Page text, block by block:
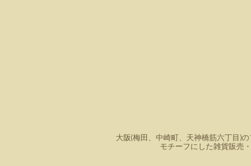
大阪(梅田、中崎町、天神橋筋六丁目)
モチーフにした雑貨販売